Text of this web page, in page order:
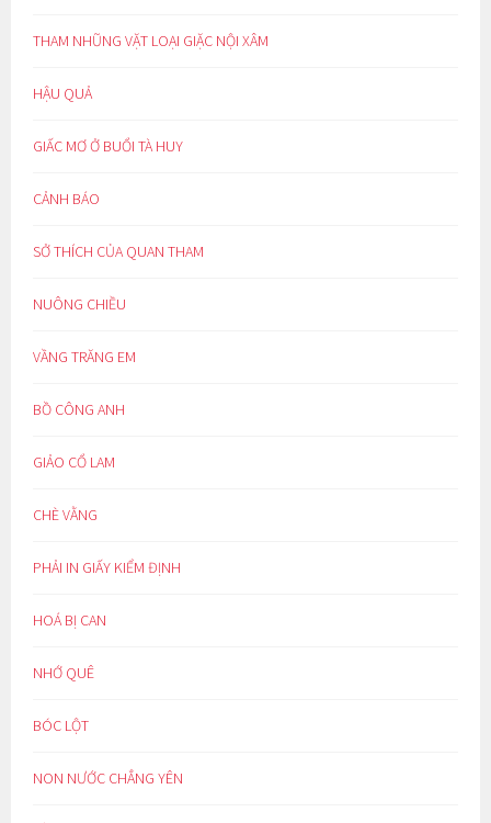
THAM NHŨNG VẶT LOẠI GIẶC NỘI XÂM
HẬU QUẢ
GIẤC MƠ Ở BUỔI TÀ HUY
CẢNH BÁO
SỞ THÍCH CỦA QUAN THAM
NUÔNG CHIỀU
VẦNG TRĂNG EM
BỒ CÔNG ANH
GIẢO CỔ LAM
CHÈ VẰNG
PHẢI IN GIẤY KIỂM ĐỊNH
HOÁ BỊ CAN
NHỚ QUÊ
BÓC LỘT
NON NƯỚC CHẲNG YÊN